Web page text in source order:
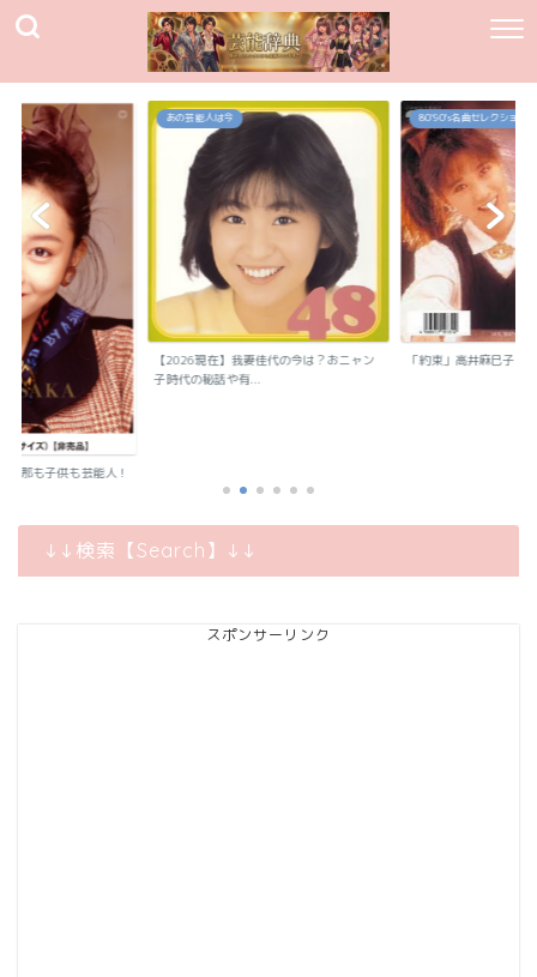
代の今は？おニャン
80`90's名曲セレクション
「約束」高井麻巳子
80`90's名曲セレクション
「純愛カウントダウン
↓↓検索【Search】↓↓
スポンサーリンク